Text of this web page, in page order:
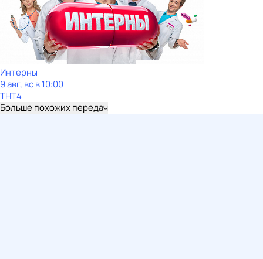
Интерны
9 авг, вс в 10:00
ТНТ4
Больше похожих передач